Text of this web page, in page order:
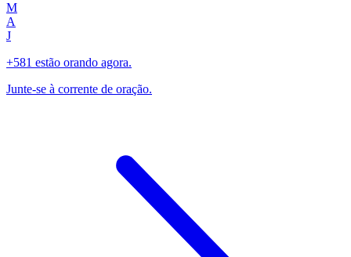
M
A
J
+581 estão orando agora.
Junte-se à corrente de oração.